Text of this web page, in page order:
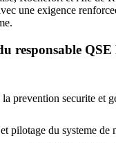
une exigence
responsable QSE
prevention securite et
pilotage du systeme de